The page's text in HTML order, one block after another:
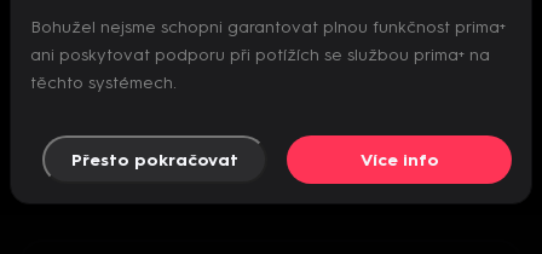
Nepodařilo se inicializovat přehrávač
Bohužel nejsme schopni garantovat plnou funkčnost prima+
ani poskytovat podporu při potížích se službou prima+ na
těchto systémech.
Přesto pokračovat Více info